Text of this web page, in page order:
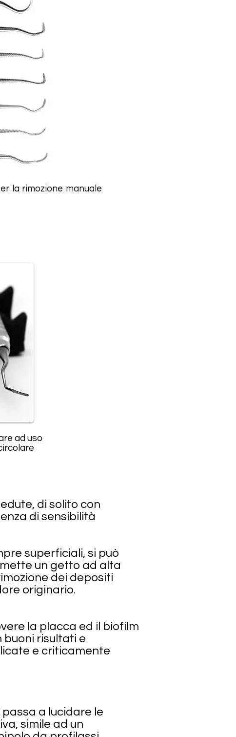
la rimozione manuale
ad uso
di solito con
di sensibilità
superficiali, si può
un getto ad alta
dei depositi
originario.
la placca ed il biofilm
risultati e
e criticamente
a lucidare le
simile ad un